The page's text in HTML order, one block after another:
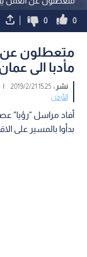
0
0
متعطلون عن
مأدبا الى
نشر :15:25 2019/2/21
|
الأردن
أفاد مراسل "رؤيا"
بدأوا بالمسير على